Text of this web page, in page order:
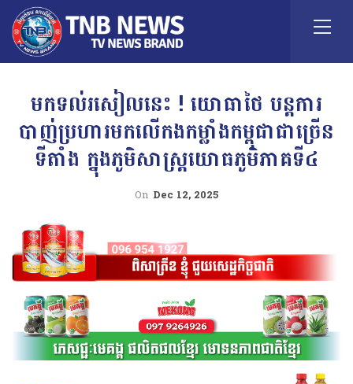
មកទល់រសៀលនេះ ! យោធាថៃ បន្តការ
បាញ់ប្រហារមកលើកងកម្លាំងកម្ពុជាជាច្រើន
ទីតាំង ក្នុងភូមិសាស្រ្ដយោធភូមិភាគទី៤
On Dec 12, 2025